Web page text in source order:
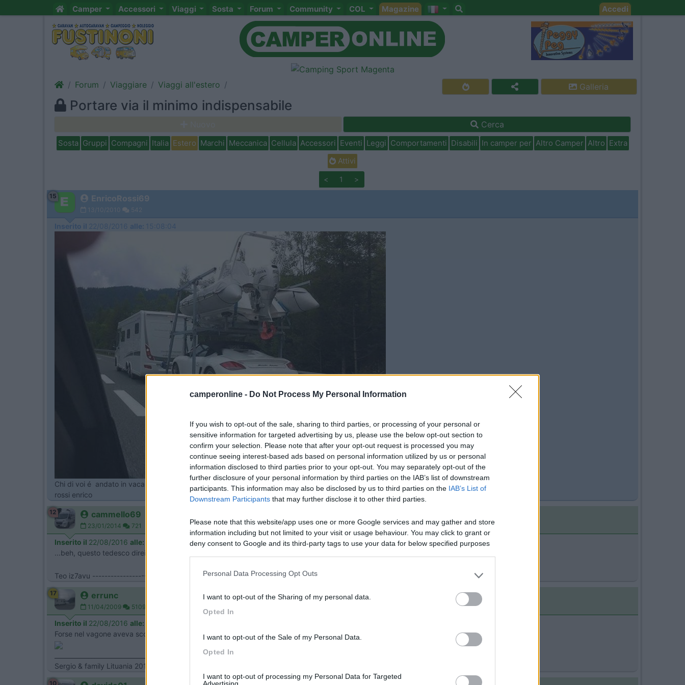
camperonline - Do Not Process My Personal Information
If you wish to opt-out of the sale, sharing to third parties, or processing of your personal or
sensitive information for targeted advertising by us, please use the below opt-out section to
confirm your selection. Please note that after your opt-out request is processed you may
continue seeing interest-based ads based on personal information utilized by us or personal
information disclosed to third parties prior to your opt-out. You may separately opt-out of the
further disclosure of your personal information by third parties on the IAB’s list of downstream
participants. This information may also be disclosed by us to third parties on the IAB’s List of
Downstream Participants that may further disclose it to other third parties.
Please note that this website/app uses one or more Google services and may gather and store
information including but not limited to your visit or usage behaviour. You may click to grant or
deny consent to Google and its third-party tags to use your data for below specified purposes
Personal Data Processing Opt Outs
I want to opt-out of the Sharing of my personal data.
Opted In
I want to opt-out of the Sale of my Personal Data.
Opted In
I want to opt-out of processing my Personal Data for Targeted
Camper Accessori Viaggi Sosta Forum Community COL Magazine Accedi
Forum Viaggiare Viaggi all'estero Galleria
Portare via il minimo indispensabile
Cerca
Sosta Gruppi Compagni Italia Estero Marchi Meccanica Cellula Accessori Eventi Leggi Comportamenti Disabili In camper per Altro Camper Altro Extra
Attivi
< 1 >
15 EnricoRossi69
13/10/2010 542
Inserito il 22/08/2016 alle: 15:08:04
Chi di voi é andato in vacanza con lo stretto indispensabile ?
rossi enrico
12 cammello69
23/01/2014 721
Inserito il 22/08/2016 alle:
...beh, questo tedesco direi che c'è quasi riuscito a partire in vacanza con lo stretto indispensabile...!
Teo iz7avu --------------------- Van - Font Vendome Horizon 307 150cv
17 errunc
11/04/2009 5109
Inserito il 22/08/2016 alle:
Forse nel vagone aveva scooter e bici.
Sergio & family Lituania 2012
10